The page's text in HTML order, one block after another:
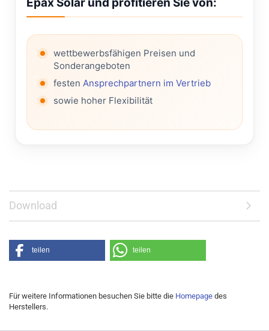
wettbewerbsfähigen Preisen und
Sonderangeboten
festen Ansprechpartnern im Vertrieb
sowie hoher Flexibilität
Download
teilen teilen
Für weitere Informationen besuchen Sie bitte die Homepage des
Herstellers.